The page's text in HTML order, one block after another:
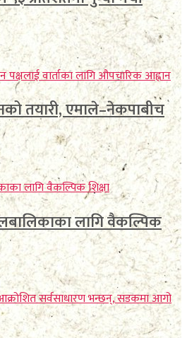
तयारी, एमाले–नेकपाबीच
लागि वैकल्पिक